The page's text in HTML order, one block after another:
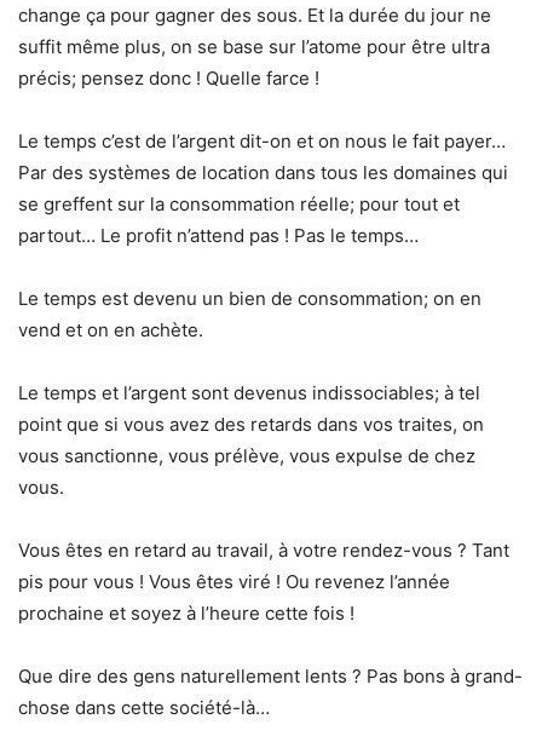
change ça pour gagner des sous. Et la durée du jour ne
suffit même plus, on se base sur l’atome pour être ultra
précis; pensez donc ! Quelle farce !
Le temps c’est de l’argent dit-on et on nous le fait payer…
Par des systèmes de location dans tous les domaines qui
se greffent sur la consommation réelle; pour tout et
partout… Le profit n’attend pas ! Pas le temps…
Le temps est devenu un bien de consommation; on en
vend et on en achète.
Le temps et l’argent sont devenus indissociables; à tel
point que si vous avez des retards dans vos traites, on
vous sanctionne, vous prélève, vous expulse de chez
vous.
Vous êtes en retard au travail, à votre rendez-vous ? Tant
pis pour vous ! Vous êtes viré ! Ou revenez l’année
prochaine et soyez à l’heure cette fois !
Que dire des gens naturellement lents ? Pas bons à grand-
chose dans cette société-là…